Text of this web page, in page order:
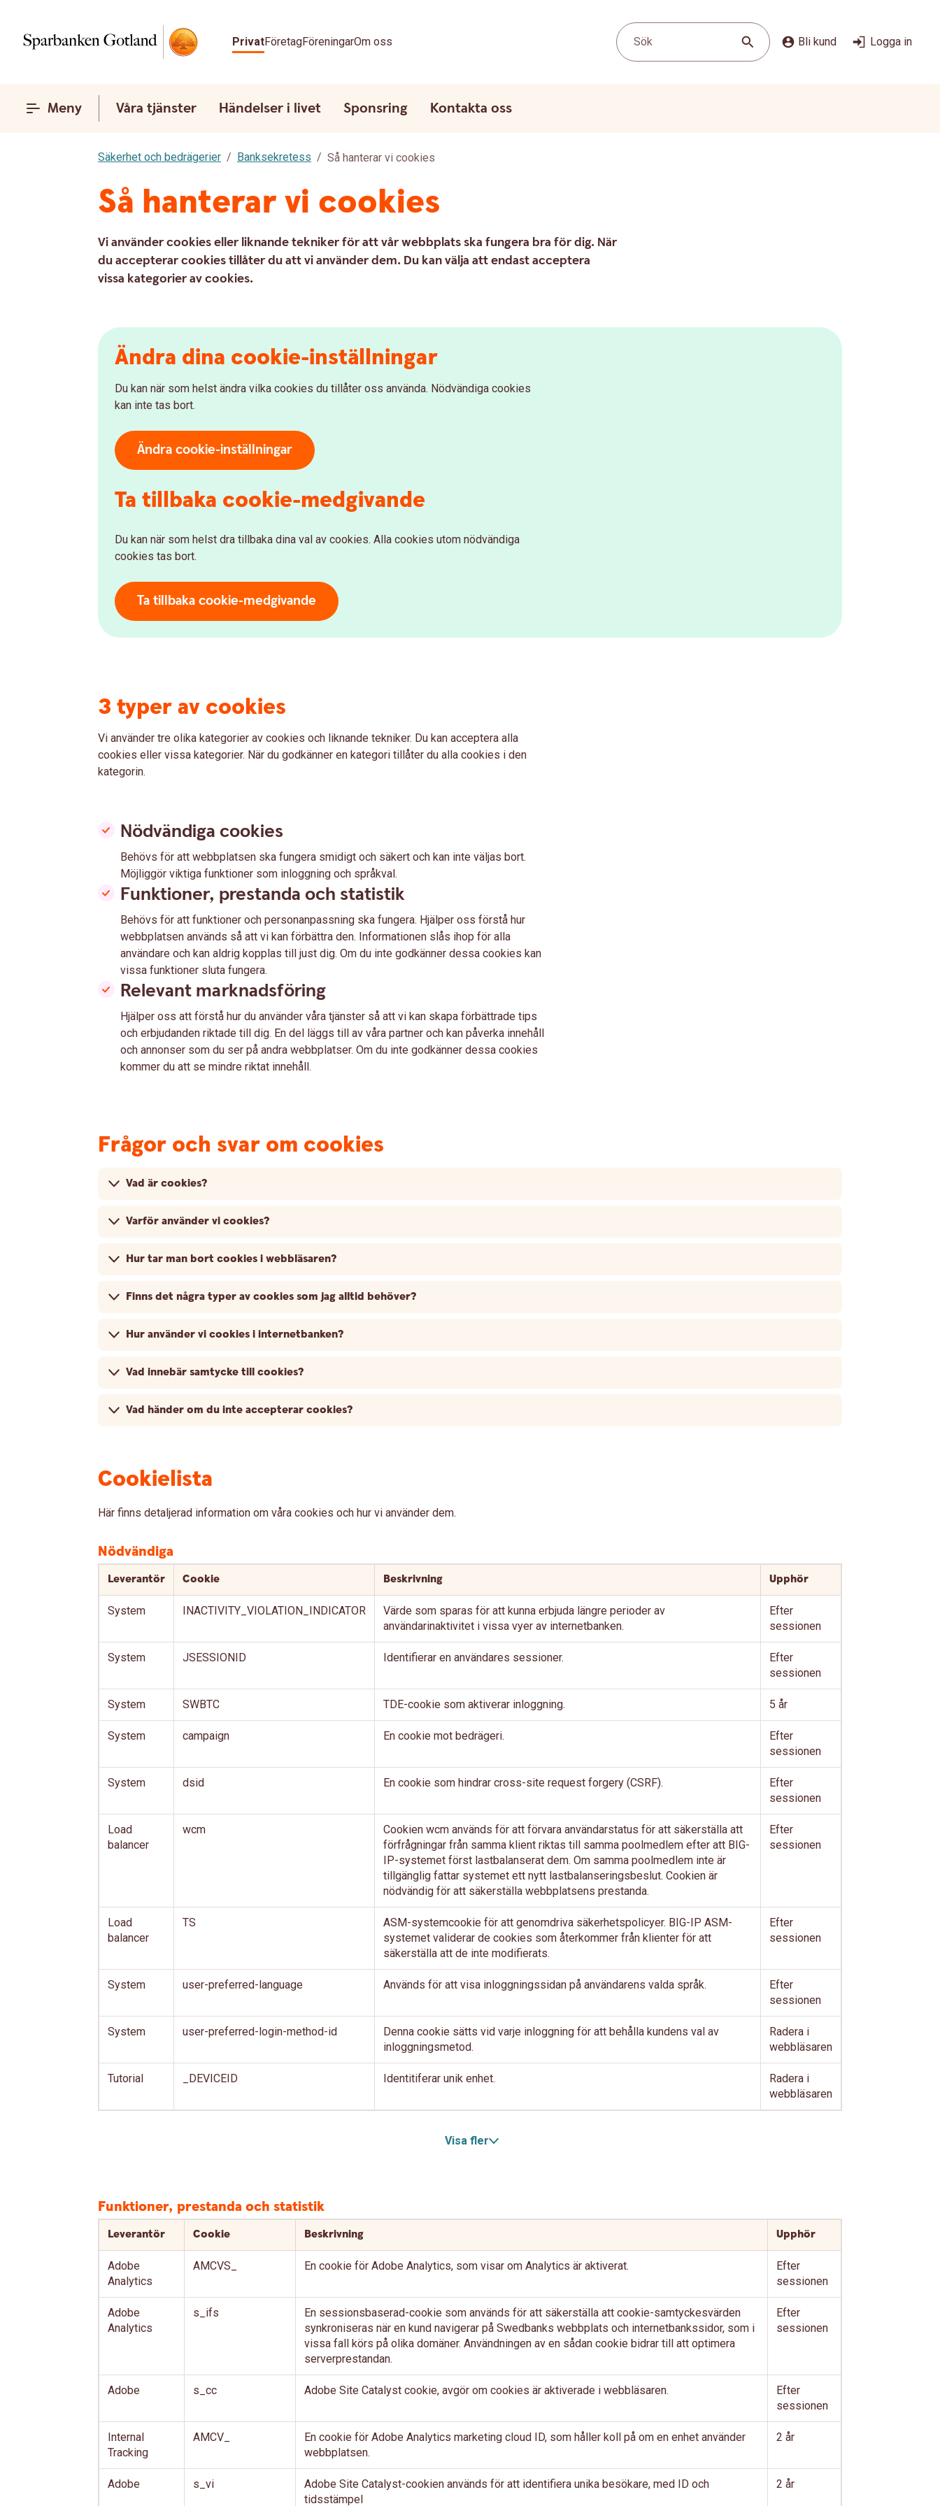
PrivatFöretagFöreningarOm oss Sök Bli kund Logga in
Meny Våra tjänster Händelser i livet Sponsring Kontakta oss
Säkerhet och bedrägerier Banksekretess Så hanterar vi cookies
Så hanterar vi cookies
Vi använder cookies eller liknande tekniker för att vår webbplats ska fungera bra för dig. När
du accepterar cookies tillåter du att vi använder dem. Du kan välja att endast acceptera
vissa kategorier av cookies.
Ändra dina cookie-inställningar
Du kan när som helst ändra vilka cookies du tillåter oss använda. Nödvändiga cookies
kan inte tas bort.
Ändra cookie-inställningar
Ta tillbaka cookie-medgivande
Du kan när som helst dra tillbaka dina val av cookies. Alla cookies utom nödvändiga
cookies tas bort.
Ta tillbaka cookie-medgivande
3 typer av cookies
Vi använder tre olika kategorier av cookies och liknande tekniker. Du kan acceptera alla
cookies eller vissa kategorier. När du godkänner en kategori tillåter du alla cookies i den
kategorin.
Nödvändiga cookies
Behövs för att webbplatsen ska fungera smidigt och säkert och kan inte väljas bort.
Möjliggör viktiga funktioner som inloggning och språkval.
Funktioner, prestanda och statistik
Behövs för att funktioner och personanpassning ska fungera. Hjälper oss förstå hur
webbplatsen används så att vi kan förbättra den. Informationen slås ihop för alla
användare och kan aldrig kopplas till just dig. Om du inte godkänner dessa cookies kan
vissa funktioner sluta fungera.
Relevant marknadsföring
Hjälper oss att förstå hur du använder våra tjänster så att vi kan skapa förbättrade tips
och erbjudanden riktade till dig. En del läggs till av våra partner och kan påverka innehåll
och annonser som du ser på andra webbplatser. Om du inte godkänner dessa cookies
kommer du att se mindre riktat innehåll.
Frågor och svar om cookies
Vad är cookies?
Varför använder vi cookies?
Hur tar man bort cookies i webbläsaren?
Finns det några typer av cookies som jag alltid behöver?
Hur använder vi cookies i internetbanken?
Vad innebär samtycke till cookies?
Vad händer om du inte accepterar cookies?
Cookielista
Här finns detaljerad information om våra cookies och hur vi använder dem.
Nödvändiga
Leverantör Cookie Beskrivning Upphör
System INACTIVITY_VIOLATION_INDICATOR
Värde som sparas för att kunna erbjuda längre perioder av
användarinaktivitet i vissa vyer av internetbanken.
Efter
sessionen
System JSESSIONID Identifierar en användares sessioner.
Efter
sessionen
System SWBTC TDE-cookie som aktiverar inloggning. 5 år
System campaign En cookie mot bedrägeri.
Efter
sessionen
System dsid En cookie som hindrar cross-site request forgery (CSRF).
Efter
sessionen
Load
balancer
wcm
Cookien wcm används för att förvara användarstatus för att säkerställa att
förfrågningar från samma klient riktas till samma poolmedlem efter att BIG-
IP-systemet först lastbalanserat dem. Om samma poolmedlem inte är
tillgänglig fattar systemet ett nytt lastbalanseringsbeslut. Cookien är
nödvändig för att säkerställa webbplatsens prestanda.
Efter
sessionen
Load
balancer
TS
ASM-systemcookie för att genomdriva säkerhetspolicyer. BIG-IP ASM-
systemet validerar de cookies som återkommer från klienter för att
säkerställa att de inte modifierats.
Efter
sessionen
System user-preferred-language Används för att visa inloggningssidan på användarens valda språk.
Efter
sessionen
System user-preferred-login-method-id
Denna cookie sätts vid varje inloggning för att behålla kundens val av
inloggningsmetod.
Radera i
webbläsaren
Tutorial _DEVICEID Identitiferar unik enhet.
Radera i
webbläsaren
Visa fler
Funktioner, prestanda och statistik
Leverantör Cookie Beskrivning Upphör
Adobe
Analytics
AMCVS_ En cookie för Adobe Analytics, som visar om Analytics är aktiverat.
Efter
sessionen
Adobe
Analytics
s_ifs
En sessionsbaserad-cookie som används för att säkerställa att cookie-samtyckesvärden
synkroniseras när en kund navigerar på Swedbanks webbplats och internetbankssidor, som i
vissa fall körs på olika domäner. Användningen av en sådan cookie bidrar till att optimera
serverprestandan.
Efter
sessionen
Adobe s_cc Adobe Site Catalyst cookie, avgör om cookies är aktiverade i webbläsaren.
Efter
sessionen
Internal
Tracking
AMCV_
En cookie för Adobe Analytics marketing cloud ID, som håller koll på om en enhet använder
webbplatsen.
2 år
Adobe s_vi
Adobe Site Catalyst-cookien används för att identifiera unika besökare, med ID och
tidsstämpel
2 år